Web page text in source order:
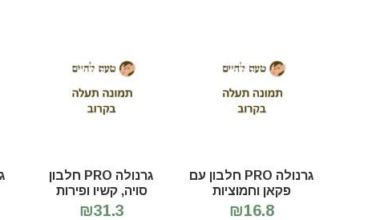
גרנולה PRO חלבון עם
פקאן וחמוציות
₪16.8
גרנולה PRO חלבון
סויה, קשיו ופירות
יבשים
₪31.3